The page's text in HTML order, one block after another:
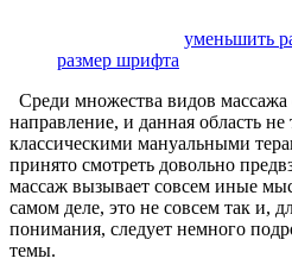
уменьшить
размер шрифта
Среди множества видов массажа
направление, и данная область
классическими мануальными
принято смотреть довольно
массаж вызывает совсем иные
самом деле, это не совсем так и,
понимания, следует немного
темы.